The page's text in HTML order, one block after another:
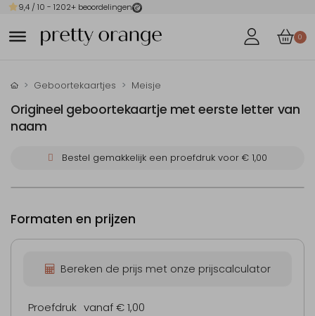
9,4 / 10 - 1202+ beoordelingen
0
Geboortekaartjes Meisje
Origineel geboortekaartje met eerste letter van
naam
Bestel gemakkelijk een proefdruk voor € 1,00
Formaten en prijzen
Bereken de prijs met onze prijscalculator
Proefdruk vanaf € 1,00